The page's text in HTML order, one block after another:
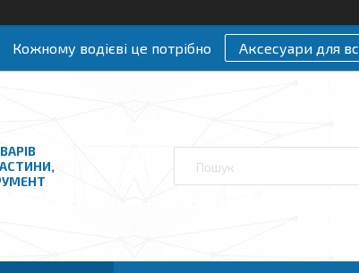
Кожному водієві це потрібно Аксесуари для